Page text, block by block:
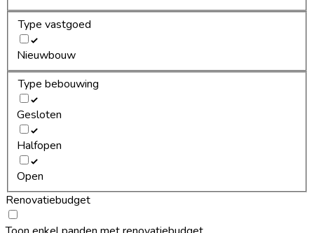
Type vastgoed
Nieuwbouw
Type bebouwing
Gesloten
Halfopen
Open
Renovatiebudget